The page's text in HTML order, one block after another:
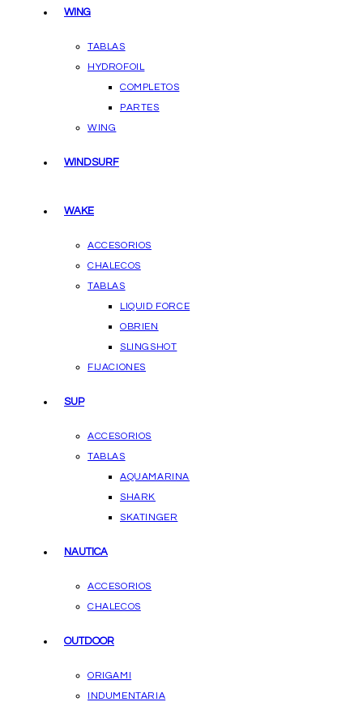
WING
TABLAS
HYDROFOIL
COMPLETOS
PARTES
WING
WINDSURF
WAKE
ACCESORIOS
CHALECOS
TABLAS
LIQUID FORCE
OBRIEN
SLINGSHOT
FIJACIONES
SUP
ACCESORIOS
TABLAS
AQUAMARINA
SHARK
SKATINGER
NAUTICA
ACCESORIOS
CHALECOS
OUTDOOR
ORIGAMI
INDUMENTARIA